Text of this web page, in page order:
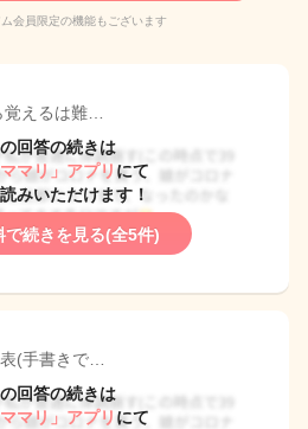
会員限定の機能もございます
えるは難…
回答の続きは
マリ」アプリ にて
みいただけます！
で続きを見る(全5件)
(手書きで…
回答の続きは
マリ」アプリ にて